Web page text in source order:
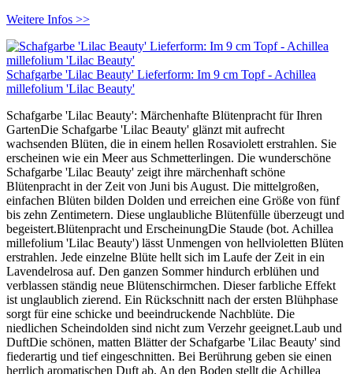
Weitere Infos >>
Schafgarbe 'Lilac Beauty' Lieferform: Im 9 cm Topf - Achillea
millefolium 'Lilac Beauty'
Schafgarbe 'Lilac Beauty': Märchenhafte Blütenpracht für Ihren
GartenDie Schafgarbe 'Lilac Beauty' glänzt mit aufrecht
wachsenden Blüten, die in einem hellen Rosaviolett erstrahlen. Sie
erscheinen wie ein Meer aus Schmetterlingen. Die wunderschöne
Schafgarbe 'Lilac Beauty' zeigt ihre märchenhaft schöne
Blütenpracht in der Zeit von Juni bis August. Die mittelgroßen,
einfachen Blüten bilden Dolden und erreichen eine Größe von fünf
bis zehn Zentimetern. Diese unglaubliche Blütenfülle überzeugt und
begeistert.Blütenpracht und ErscheinungDie Staude (bot. Achillea
millefolium 'Lilac Beauty') lässt Unmengen von hellvioletten Blüten
erstrahlen. Jede einzelne Blüte hellt sich im Laufe der Zeit in ein
Lavendelrosa auf. Den ganzen Sommer hindurch erblühen und
verblassen ständig neue Blütenschirmchen. Dieser farbliche Effekt
ist unglaublich zierend. Ein Rückschnitt nach der ersten Blühphase
sorgt für eine schicke und beeindruckende Nachblüte. Die
niedlichen Scheindolden sind nicht zum Verzehr geeignet.Laub und
DuftDie schönen, matten Blätter der Schafgarbe 'Lilac Beauty' sind
fiederartig und tief eingeschnitten. Bei Berührung geben sie einen
herrlich aromatischen Duft ab. An den Boden stellt die Achillea